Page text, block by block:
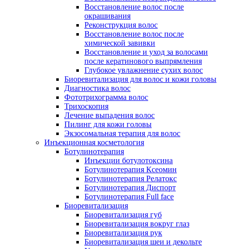
Восстановление волос после
окрашивания
Реконструкция волос
Восстановление волос после
химической завивки
Восстановление и уход за волосами
после кератинового выпрямления
Глубокое увлажнение сухих волос
Биоревитализация для волос и кожи головы
Диагностика волос
Фототрихограмма волос
Трихоскопия
Лечение выпадения волос
Пилинг для кожи головы
Экзосомальная терапия для волос
Инъекционная косметология
Ботулинотерапия
Инъекции ботулотоксина
Ботулинотерапия Ксеомин
Ботулинотерапия Релатокс
Ботулинотерапия Диспорт
Ботулинотерапия Full face
Биоревитализация
Биоревитализация губ
Биоревитализация вокруг глаз
Биоревитализация рук
Биоревитализация шеи и декольте